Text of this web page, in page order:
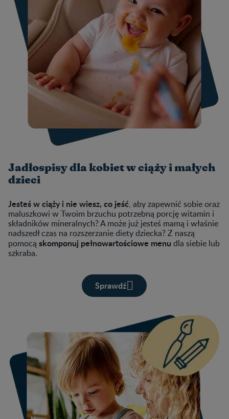
Jadłospisy dla kobiet w ciąży i małych
dzieci
Jesteś w ciąży i nie wiesz, co jeść, aby zapewnić sobie oraz
maluszkowi w Twoim brzuchu potrzebną porcję witamin i
składników mineralnych? A może już jesteś mamą i właśnie
nadszedł czas na rozszerzanie diety dziecka? Z naszą
pomocą skomponuj pełnowartościowe menu dla siebie lub
szkraba.
Sprawdź